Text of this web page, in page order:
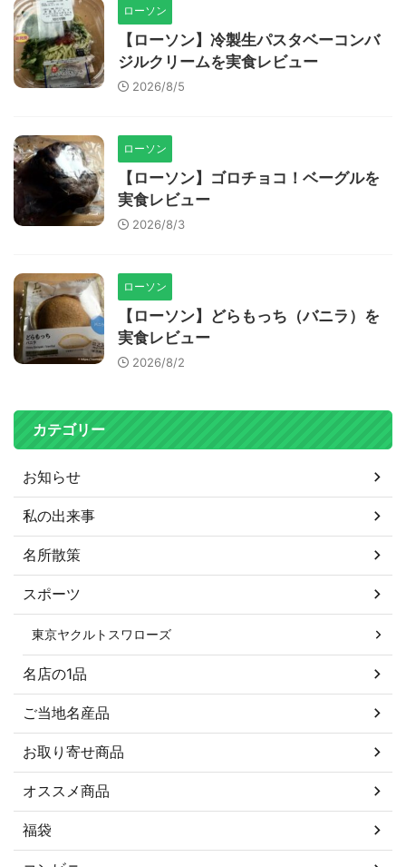
ローソン
【ローソン】冷製生パスタベーコンバ
ジルクリームを実食レビュー
2026/8/5
ローソン
【ローソン】ゴロチョコ！ベーグルを
実食レビュー
2026/8/3
ローソン
【ローソン】どらもっち（バニラ）を
実食レビュー
2026/8/2
カテゴリー
お知らせ
私の出来事
名所散策
スポーツ
東京ヤクルトスワローズ
名店の1品
ご当地名産品
お取り寄せ商品
オススメ商品
福袋